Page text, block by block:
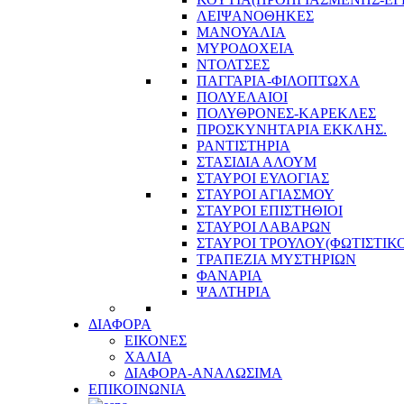
ΛΕΙΨΑΝΟΘΗΚΕΣ
ΜΑΝΟΥΑΛΙΑ
ΜΥΡΟΔΟΧΕΙΑ
ΝΤΟΛΤΣΕΣ
ΠΑΓΓΑΡΙΑ-ΦΙΛΟΠΤΩΧΑ
ΠΟΛΥΕΛΑΙΟΙ
ΠΟΛΥΘΡΟΝΕΣ-ΚΑΡΕΚΛΕΣ
ΠΡΟΣΚΥΝΗΤΑΡΙΑ ΕΚΚΛΗΣ.
ΡΑΝΤΙΣΤΗΡΙΑ
ΣΤΑΣΙΔΙΑ ΑΛΟΥΜ
ΣΤΑΥΡΟΙ ΕΥΛΟΓΙΑΣ
ΣΤΑΥΡΟΙ ΑΓΙΑΣΜΟΥ
ΣΤΑΥΡΟΙ ΕΠΙΣΤΗΘΙΟΙ
ΣΤΑΥΡΟΙ ΛΑΒΑΡΩΝ
ΣΤΑΥΡΟΙ
ΤΡΑΠΕΖΙΑ ΜΥΣΤΗΡΙΩΝ
ΦΑΝΑΡΙΑ
ΨΑΛΤΗΡΙΑ
ΔΙΑΦΟΡΑ
ΕΙΚΟΝΕΣ
ΧΑΛΙΑ
ΔΙΑΦΟΡΑ-ΑΝΑΛΩΣΙΜΑ
ΕΠΙΚΟΙΝΩΝΙΑ